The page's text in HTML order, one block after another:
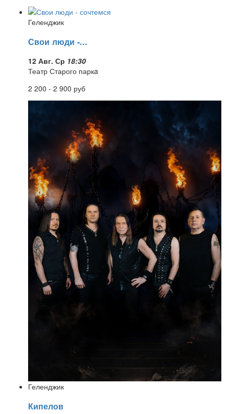
Геленджик
Свои люди -...
12 Авг. Ср 18:30
Театр Старого паркa
2 200 - 2 900 руб
Геленджик
Кипелов